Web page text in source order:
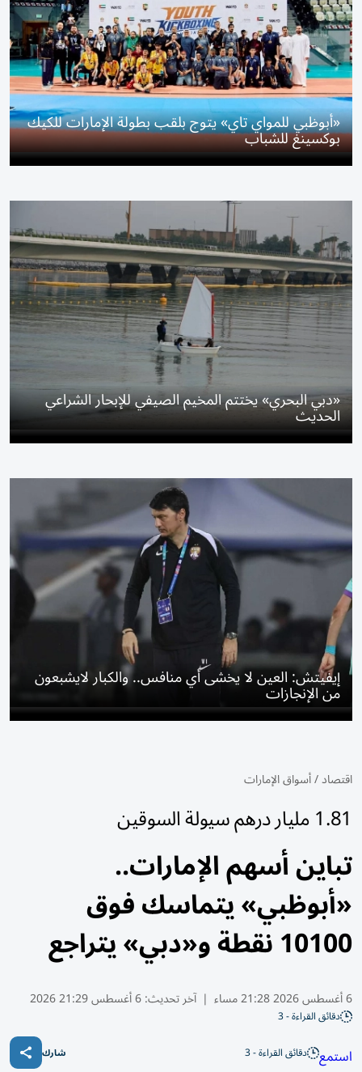
«أبوظبي للمواي تاي» يتوج بلقب بطولة الإمارات للكيك
بوكسينغ للشباب
«دبي البحري» يختتم المخيم الصيفي للإبحار الشراعي
الحديث
إيفيتش: العين لا يخشى أي منافس.. والكبار لايشبعون
من الإنجازات
اقتصاد/أسواق الإمارات
1.81 مليار درهم سيولة السوقين
تباين أسهم الإمارات..
«أبوظبي» يتماسك فوق
10100 نقطة و«دبي» يتراجع
6 أغسطس 2026 21:28 مساء | آخر تحديث:6 أغسطس 21:29 2026
دقائق القراءة - 3
استمع دقائق القراءة - 3 شارك